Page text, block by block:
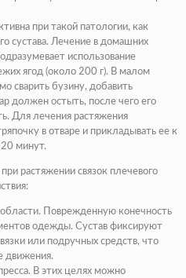
при такой патологии, как
сустава. Лечение в домашних
использование
ягод (около 200 г). В малом
сварить бузину, добавить
должен остыть, после чего его
Для лечения растяжения
в отваре и прикладывать ее к
минут.
растяжении связок плечевого
Поврежденную конечность
одежды. Сустав фиксируют
или подручных средств, что
движения.
В этих целях можно